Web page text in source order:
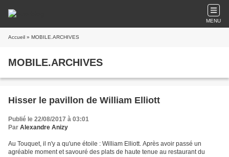
MENU
Accueil » MOBILE.ARCHIVES
MOBILE.ARCHIVES
Hisser le pavillon de William Elliott
Publié le 22/08/2017 à 03:01
Par Alexandre Anizy
Au Touquet, il n'y a qu'une étoile : William Elliott. Après avoir passé un
agréable moment et savouré des plats de haute tenue au restaurant du